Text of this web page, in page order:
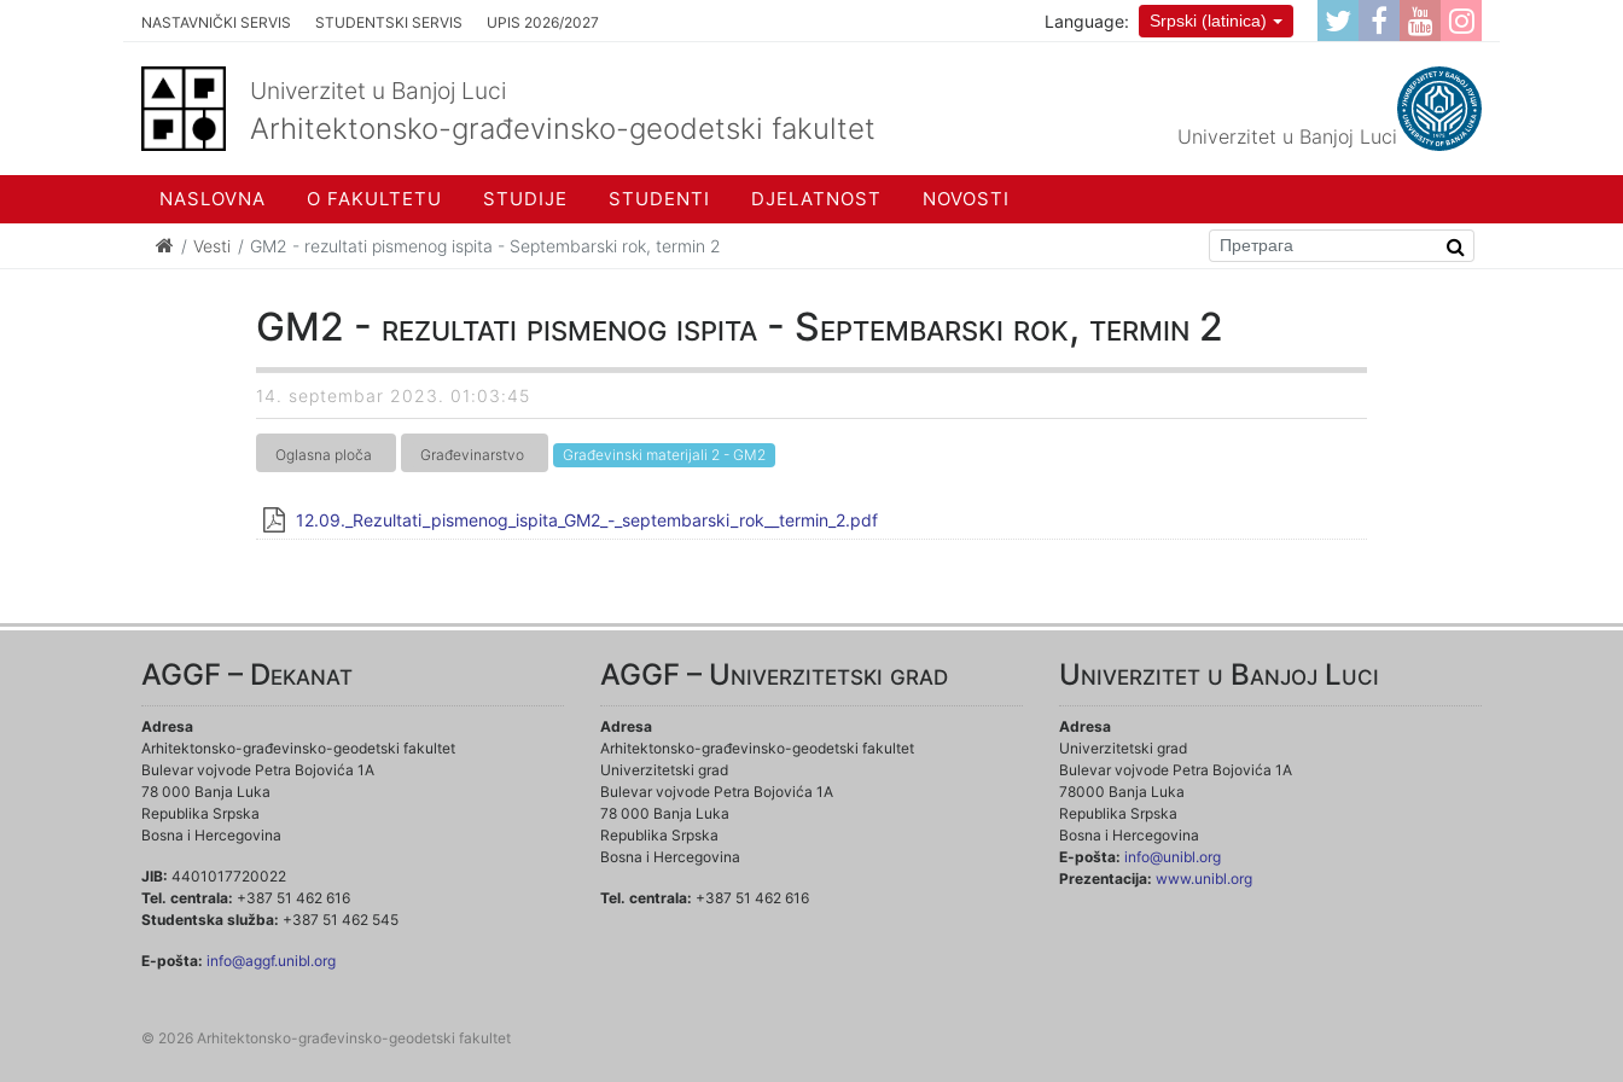
NASTAVNIČKI SERVIS STUDENTSKI SERVIS UPIS 2026/2027 Language: Srpski (latinica)
Univerzitet u Banjoj Luci
Arhitektonsko-građevinsko-geodetski fakultet Univerzitet u Banjoj Luci
NASLOVNA O FAKULTETU STUDIJE STUDENTI DJELATNOST NOVOSTI
Vesti GM2 - rezultati pismenog ispita - Septembarski rok, termin 2
GM2 - rezultati pismenog ispita - Septembarski rok, termin 2
14. septembar 2023. 01:03:45
Oglasna ploča Građevinarstvo Građevinski materijali 2 - GM2
12.09._Rezultati_pismenog_ispita_GM2_-_septembarski_rok__termin_2.pdf
AGGF – Dekanat
Adresa
Arhitektonsko-građevinsko-geodetski fakultet
Bulevar vojvode Petra Bojovića 1A
78 000 Banja Luka
Republika Srpska
Bosna i Hercegovina
JIB: 4401017720022
Tel. centrala: +387 51 462 616
Studentska služba: +387 51 462 545
E-pošta: info@aggf.unibl.org
AGGF – Univerzitetski grad
Adresa
Arhitektonsko-građevinsko-geodetski fakultet
Univerzitetski grad
Bulevar vojvode Petra Bojovića 1A
78 000 Banja Luka
Republika Srpska
Bosna i Hercegovina
Tel. centrala: +387 51 462 616
Univerzitet u Banjoj Luci
Adresa
Univerzitetski grad
Bulevar vojvode Petra Bojovića 1A
78000 Banja Luka
Republika Srpska
Bosna i Hercegovina
E-pošta: info@unibl.org
Prezentacija: www.unibl.org
© 2026 Arhitektonsko-građevinsko-geodetski fakultet